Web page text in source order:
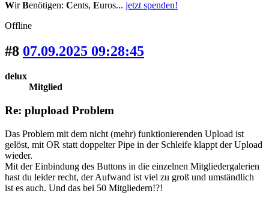
WirBenötigen: Cents, Euros... jetzt spenden!
Offline
#8 07.09.2025 09:28:45
delux
Mitglied
Re: plupload Problem
Das Problem mit dem nicht (mehr) funktionierenden Upload ist
gelöst, mit OR statt doppelter Pipe in der Schleife klappt der Upload
wieder.
Mit der Einbindung des Buttons in die einzelnen Mitgliedergalerien
hast du leider recht, der Aufwand ist viel zu groß und umständlich
ist es auch. Und das bei 50 Mitgliedern!?!